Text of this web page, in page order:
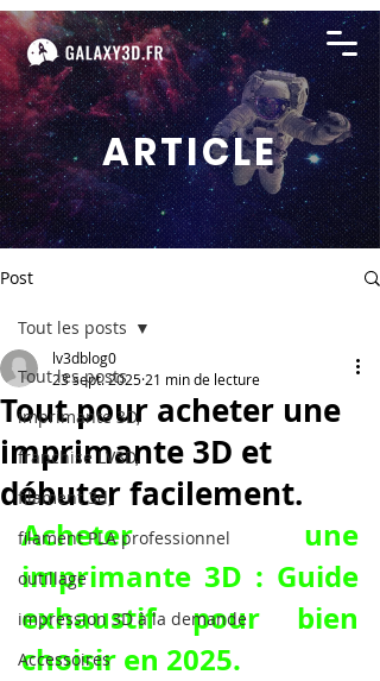
ARTICLE
Post
Tout les posts
imprimante 3D,
franchise LV3D,
filament 3d,
filament PLA professionnel
outillage
impression 3D à la demande
Accessoires
Tout les posts
Tout pour acheter une
imprimante 3D et
débuter facilement.
lv3dblog0
23 sept. 2025 21 min de lecture
Acheter une
imprimante 3D : Guide
exhaustif pour bien
choisir en 2025.